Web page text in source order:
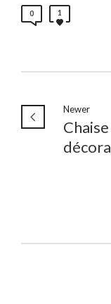
0 1
Newer